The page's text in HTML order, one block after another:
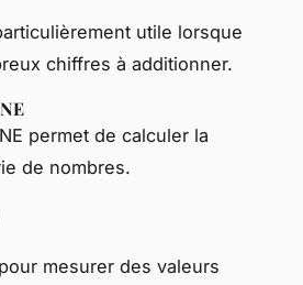
utile lorsque
chiffres à additionner.
permet de calculer la
de nombres.
mesurer des valeurs